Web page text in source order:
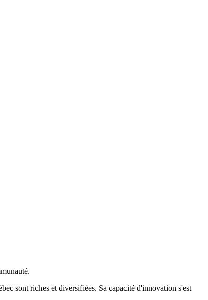
sont riches et diversifiées. Sa capacité d'innovation s'est